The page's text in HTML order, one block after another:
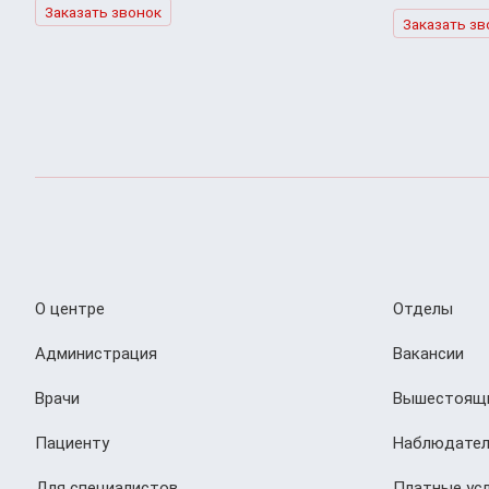
Заказать звонок
Заказать
О центре
Администрация
Врачи
Пациенту
Отделы
Вакансии